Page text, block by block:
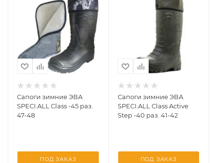
Сапоги зимние ЭВА
SPECI.ALL Class -45 раз.
47-48
ПОД ЗАКАЗ
Сапоги зимние ЭВА
SPECI.ALL Class Active
Step -40 раз. 41-42
ПОД ЗАКАЗ